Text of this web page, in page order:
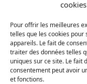
cookies
Pour offrir les meilleures
telles que les cookies
appareils. Le fait de
traiter des données telles
uniques sur ce site. Le fait
consentement peut avoir
et fonctions.
From 8h to 12h30
Our